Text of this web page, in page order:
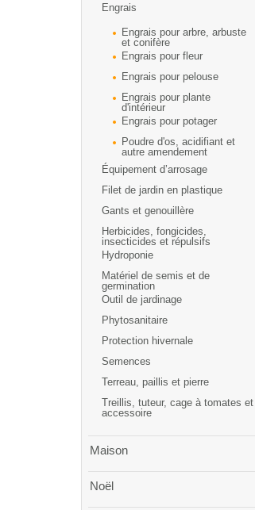
Engrais
Engrais pour arbre, arbuste
et conifère
Engrais pour fleur
Engrais pour pelouse
Engrais pour plante
d'intérieur
Engrais pour potager
Poudre d'os, acidifiant et
autre amendement
Équipement d’arrosage
Filet de jardin en plastique
Gants et genouillère
Herbicides, fongicides,
insecticides et répulsifs
Hydroponie
Matériel de semis et de
germination
Outil de jardinage
Phytosanitaire
Protection hivernale
Semences
Terreau, paillis et pierre
Treillis, tuteur, cage à tomates et
accessoire
Maison
Noël